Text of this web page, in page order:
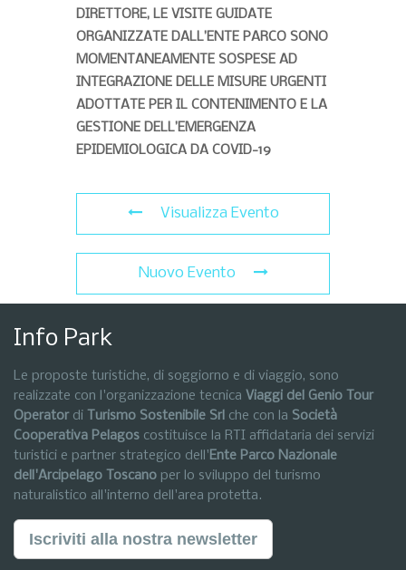
DIRETTORE, LE VISITE GUIDATE
ORGANIZZATE DALL’ENTE PARCO SONO
MOMENTANEAMENTE SOSPESE AD
INTEGRAZIONE DELLE MISURE URGENTI
ADOTTATE PER IL CONTENIMENTO E LA
GESTIONE DELL’EMERGENZA
EPIDEMIOLOGICA DA COVID-19
Visualizza Evento
Nuovo Evento
Info Park
Le proposte turistiche, di soggiorno e di viaggio, sono
realizzate con l'organizzazione tecnica Viaggi del Genio Tour
Operatordi Turismo Sostenibile Srl che con la Società
Cooperativa Pelagos costituisce la RTI affidataria dei servizi
turistici e partner strategico dell'Ente Parco Nazionale
dell'Arcipelago Toscano per lo sviluppo del turismo
naturalistico all'interno dell'area protetta.
Iscriviti alla nostra newsletter